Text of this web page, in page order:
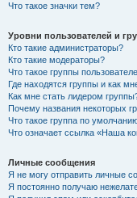
Что такое значки тем?
Уровни пользователей и
Кто такие администраторы?
Кто такие модераторы?
Что такое группы
Где находятся группы и как
Как мне стать лидером
Почему названия некоторых
Что такое группа по
Что означает ссылка «Наша
Личные сообщения
Я не могу отправить личные
Я постоянно получаю